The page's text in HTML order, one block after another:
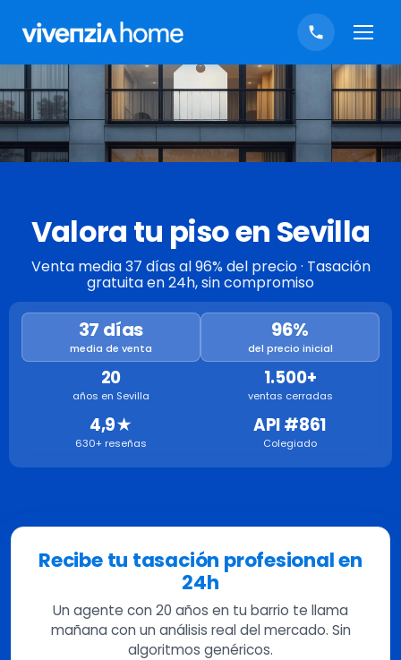
Valora tu piso en Sevilla
Venta media 37 días al 96% del precio · Tasación
gratuita en 24h, sin compromiso
37 días
media de venta
96%
del precio inicial
20
años en Sevilla
1.500+
ventas cerradas
4,9★
630+ reseñas
API #861
Colegiado
Recibe tu tasación profesional en
24h
Un agente con 20 años en tu barrio te llama
mañana con un análisis real del mercado. Sin
algoritmos genéricos.